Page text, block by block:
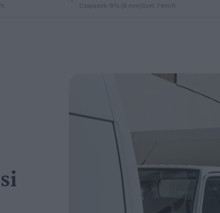
Csapadék: 0% (0 mm)Szél: 7 km/h